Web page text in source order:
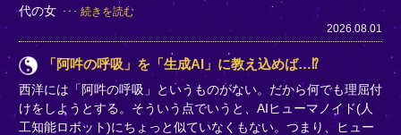
代の女
続きを読む
2026.08.01
「阿吽の呼吸」を「生成AI」に教え込めば…⁉
西洋には「阿吽の呼吸」というものがない。だから何でも理屈付
けをしようとする。そういう点でいうと、AIヒューマノイド(人
工知能ロボット)にちょっと似ていなくもない。つまり、ヒュー